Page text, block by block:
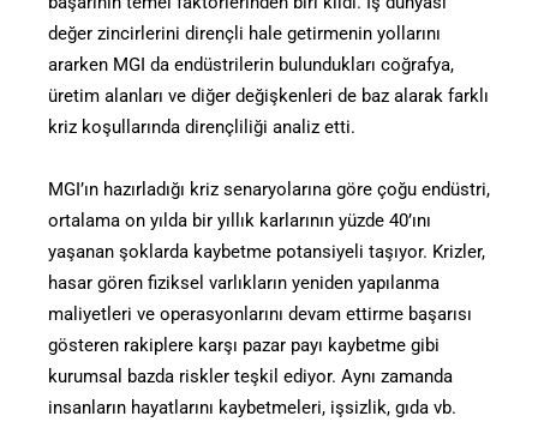
değer zincirlerini dirençli hale getirmenin yollarını
ararken MGI da endüstrilerin bulundukları coğrafya,
üretim alanları ve diğer değişkenleri de baz alarak farklı
kriz koşullarında dirençliliği analiz etti.
MGI’ın hazırladığı kriz senaryolarına göre çoğu endüstri,
ortalama on yılda bir yıllık karlarının yüzde 40’ını
yaşanan şoklarda kaybetme potansiyeli taşıyor. Krizler,
hasar gören fiziksel varlıkların yeniden yapılanma
maliyetleri ve operasyonlarını devam ettirme başarısı
gösteren rakiplere karşı pazar payı kaybetme gibi
kurumsal bazda riskler teşkil ediyor. Aynı zamanda
insanların hayatlarını kaybetmeleri, işsizlik, gıda vb.